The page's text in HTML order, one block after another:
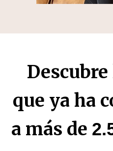
que ya ha
a más de